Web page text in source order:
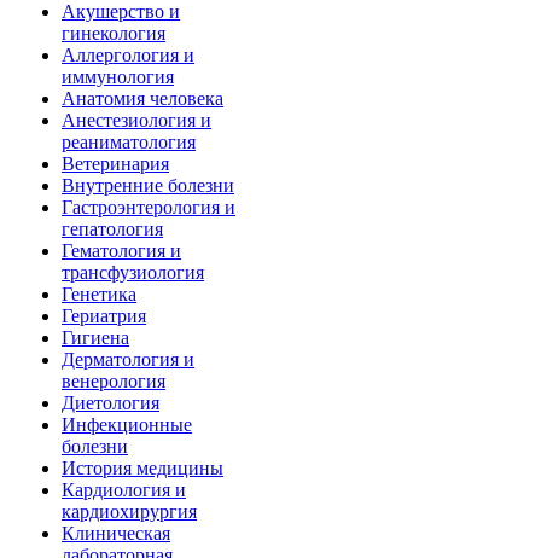
Акушерство и
гинекология
Аллергология и
иммунология
Анатомия человека
Анестезиология и
реаниматология
Ветеринария
Внутренние болезни
Гастроэнтерология и
гепатология
Гематология и
трансфузиология
Генетика
Гериатрия
Гигиена
Дерматология и
венерология
Диетология
Инфекционные
болезни
История медицины
Кардиология и
кардиохирургия
Клиническая